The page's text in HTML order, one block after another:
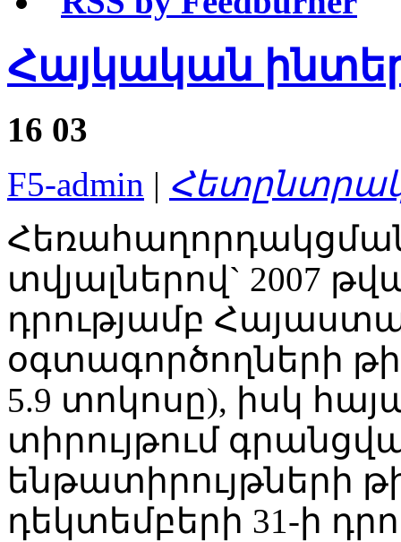
Հայկական
16 03
F5-admin |
տվյալներով` 2007
դրությամբ
օգտագործողների
5.9 տոկոսը), իսկ
տիրույթում
ենթատիրույթների
դեկտեմբերի 31-ի